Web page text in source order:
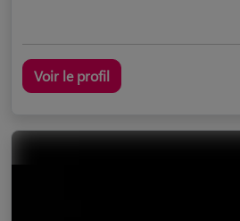
Voir le profil